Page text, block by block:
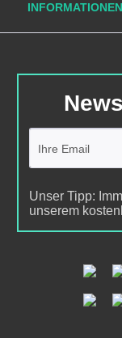
INFORMATIONEN
Unser Tipp:
unserem